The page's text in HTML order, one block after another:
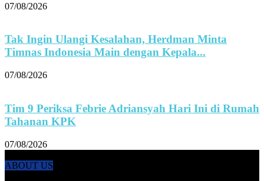
07/08/2026
Tak Ingin Ulangi Kesalahan, Herdman Minta
Timnas Indonesia Main dengan Kepala...
07/08/2026
Tim 9 Periksa Febrie Adriansyah Hari Ini di Rumah
Tahanan KPK
07/08/2026
ABOUT US